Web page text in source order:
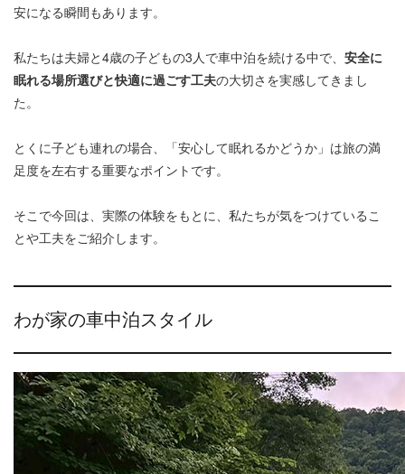
安になる瞬間もあります。
私たちは夫婦と4歳の子どもの3人で車中泊を続ける中で、 安全に
眠れる場所選びと快適に過ごす工夫の大切さを実感してきまし
た。
とくに子ども連れの場合、「安心して眠れるかどうか」は旅の満
足度を左右する重要なポイントです。
そこで今回は、実際の体験をもとに、私たちが気をつけているこ
とや工夫をご紹介します。
わが家の車中泊スタイル